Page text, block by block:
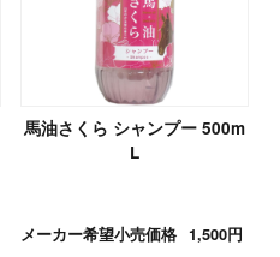
馬油さくら シャンプー 500m
L
メーカー希望小売価格 1,500円